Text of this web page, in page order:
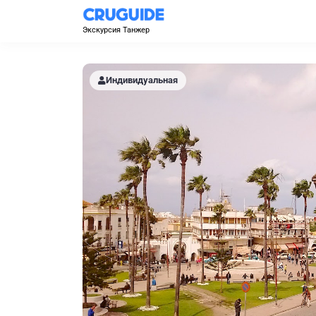
Экскурсия Танжер
Индивидуальная